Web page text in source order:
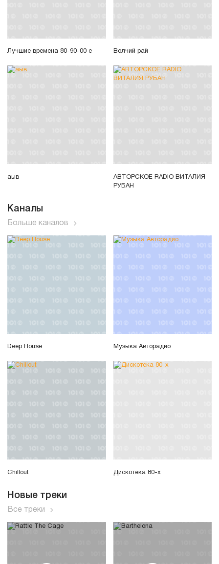
Лучшие времена 80-90-00 е Волчий рай
аыв
АВТОРСКОЕ RADIO ВИТАЛИЯ
РУБАН
Каналы
Больше каналов
Deep House Музыка Авторадио
Chillout Дискотека 80-х
Новые треки
Все треки